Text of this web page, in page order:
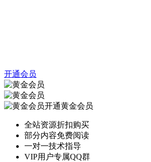
开通会员
开通黄金会员
全站资源折扣购买
部分内容免费阅读
一对一技术指导
VIP用户专属QQ群